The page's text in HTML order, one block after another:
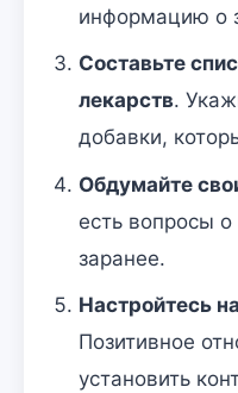
информацию о
Составьте
лекарств.
добавки,
Обдумайте
есть вопросы
заранее.
Настройтесь
Позитивное
установить